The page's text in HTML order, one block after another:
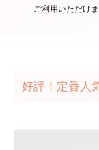
ご利用いただけま
好評！定番人